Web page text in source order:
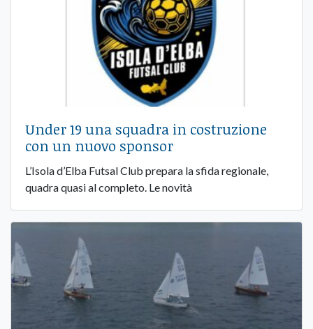
Under 19 una squadra in costruzione
con un nuovo sponsor
L’Isola d’Elba Futsal Club prepara la sfida regionale,
quadra quasi al completo. Le novità